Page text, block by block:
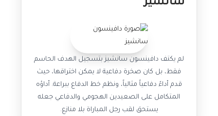
سانشيز
لم يكتف دافينسون سانشيز بتسجيل الهدف الحاسم
فقط، بل كان صخرة دفاعية لا يمكن اختراقها، حيث
قدم أداءً دفاعياً مثالياً، ونظم خط الدفاع ببراعة. أداؤه
المتكامل على الصعيدين الهجومي والدفاعي جعله
يستحق لقب رجل المباراة بلا منازع.